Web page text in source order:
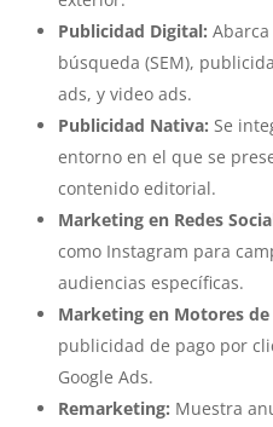
Publicidad Digital:
búsqueda (SEM),
ads, y video ads.
Publicidad Nativa: Se
entorno en el que se
contenido editorial.
Marketing en Redes
como Instagram para
audiencias específicas.
Marketing en Motores de
publicidad de pago por
Google Ads.
Remarketing: Muestra